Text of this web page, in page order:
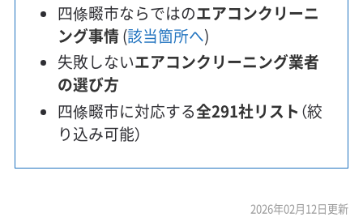
四條畷市ならではのエアコンクリーニ
ング事情 (該当箇所へ)
失敗しないエアコンクリーニング業者
の選び方
四條畷市に対応する全291社リスト （絞
り込み可能）
2026年02月12日更新